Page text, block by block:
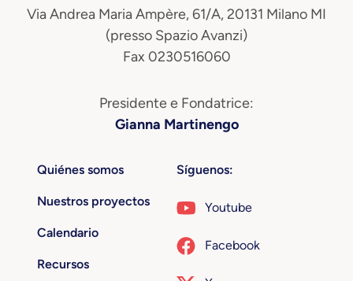
Via Andrea Maria Ampère, 61/A, 20131 Milano MI
(presso Spazio Avanzi)
Fax 0230516060
Presidente e Fondatrice:
Gianna Martinengo
Quiénes somos
Nuestros proyectos
Calendario
Recursos
Síguenos:
Youtube
Facebook